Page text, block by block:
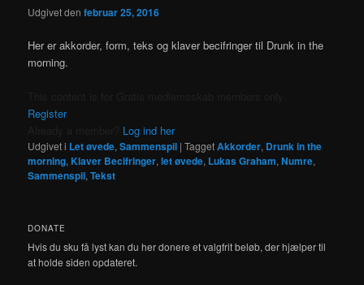
Udgivet denfebruar 25, 2016
Her er akkorder, form, teks og klaver becifringer til Drunk in the
morning.
Register
Log ind her
Udgivet i Let øvede,Sammenspil |TaggetAkkorder, Drunk in the
morning,Klaver Becifringer,let øvede, Lukas Graham,Numre,
Sammenspil,Tekst
DONATE
Hvis du sku få lyst kan du her donere et valgfrit beløb, der hjælper til
at holde siden opdateret.